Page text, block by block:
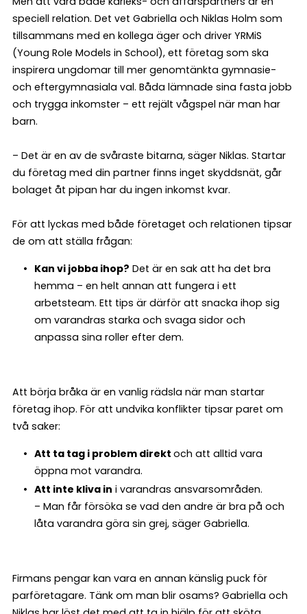
speciell relation. Det vet Gabriella och Niklas Holm som
tillsammans med en kollega äger och driver YRMiS
(Young Role Models in School), ett företag som ska
inspirera ungdomar till mer genomtänkta gymnasie-
och eftergymnasiala val. Båda lämnade sina fasta jobb
och trygga inkomster – ett rejält vågspel när man har
barn.
– Det är en av de svåraste bitarna, säger Niklas. Startar
du företag med din partner finns inget skyddsnät, går
bolaget åt pipan har du ingen inkomst kvar.
För att lyckas med både företaget och relationen tipsar
de om att ställa frågan:
Kan vi jobba ihop? Det är en sak att ha det bra
hemma – en helt annan att fungera i ett
arbetsteam. Ett tips är därför att snacka ihop sig
om varandras starka och svaga sidor och
anpassa sina roller efter dem.
Att börja bråka är en vanlig rädsla när man startar
företag ihop. För att undvika konflikter tipsar paret om
två saker:
Att ta tag i problem direkt och att alltid vara
öppna mot varandra.
Att inte kliva in i varandras ansvarsområden.
– Man får försöka se vad den andre är bra på och
låta varandra göra sin grej, säger Gabriella.
Firmans pengar kan vara en annan känslig puck för
parföretagare. Tänk om man blir osams? Gabriella och